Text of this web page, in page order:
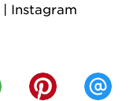
| Instagram